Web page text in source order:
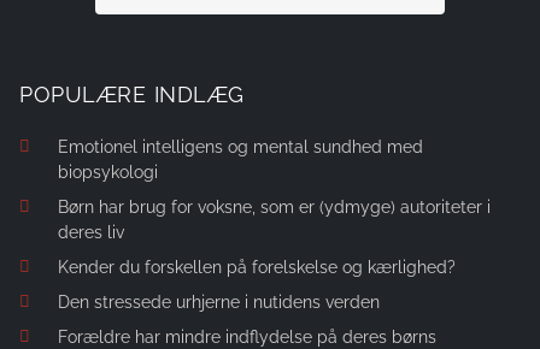
POPULÆRE INDLÆG
Emotionel intelligens og mental sundhed med
biopsykologi
Børn har brug for voksne, som er (ydmyge) autoriteter i
deres liv
Kender du forskellen på forelskelse og kærlighed?
Den stressede urhjerne i nutidens verden
Forældre har mindre indflydelse på deres børns